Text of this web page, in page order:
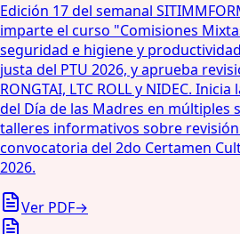
Edición 17 del semanal
imparte el curso "Comisiones
seguridad e higiene y
justa del PTU 2026, y aprueba
RONGTAI, LTC ROLL y NIDEC.
del Día de las Madres en múltiples
talleres informativos sobre
convocatoria del 2do Certamen
2026.
Ver PDF→